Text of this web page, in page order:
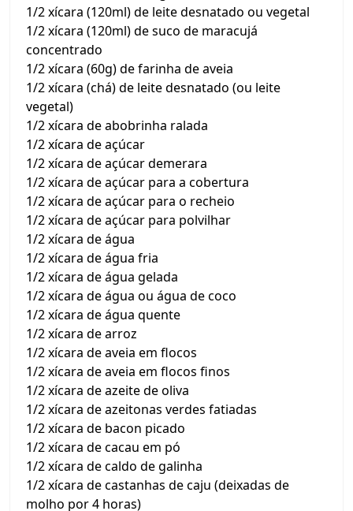
1/2 xícara (120ml) de leite desnatado ou vegetal
1/2 xícara (120ml) de suco de maracujá
concentrado
1/2 xícara (60g) de farinha de aveia
1/2 xícara (chá) de leite desnatado (ou leite
vegetal)
1/2 xícara de abobrinha ralada
1/2 xícara de açúcar
1/2 xícara de açúcar demerara
1/2 xícara de açúcar para a cobertura
1/2 xícara de açúcar para o recheio
1/2 xícara de açúcar para polvilhar
1/2 xícara de água
1/2 xícara de água fria
1/2 xícara de água gelada
1/2 xícara de água ou água de coco
1/2 xícara de água quente
1/2 xícara de arroz
1/2 xícara de aveia em flocos
1/2 xícara de aveia em flocos finos
1/2 xícara de azeite de oliva
1/2 xícara de azeitonas verdes fatiadas
1/2 xícara de bacon picado
1/2 xícara de cacau em pó
1/2 xícara de caldo de galinha
1/2 xícara de castanhas de caju (deixadas de
molho por 4 horas)